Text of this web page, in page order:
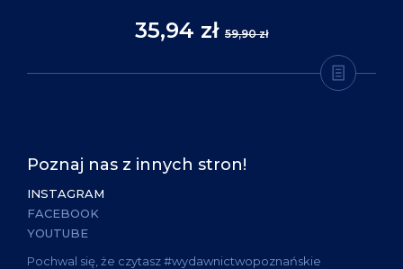
35,94 zł 59,90 zł
Poznaj nas z innych stron!
INSTAGRAM
FACEBOOK
YOUTUBE
Pochwal się, że czytasz #wydawnictwopoznańskie